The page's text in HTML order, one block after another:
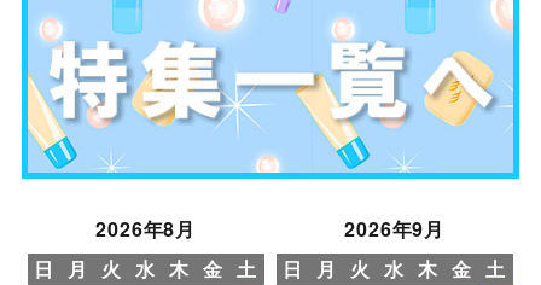
2026年8月
日
月 火 水 木 金 土
2026年9月
日
月 火 水 木 金 土